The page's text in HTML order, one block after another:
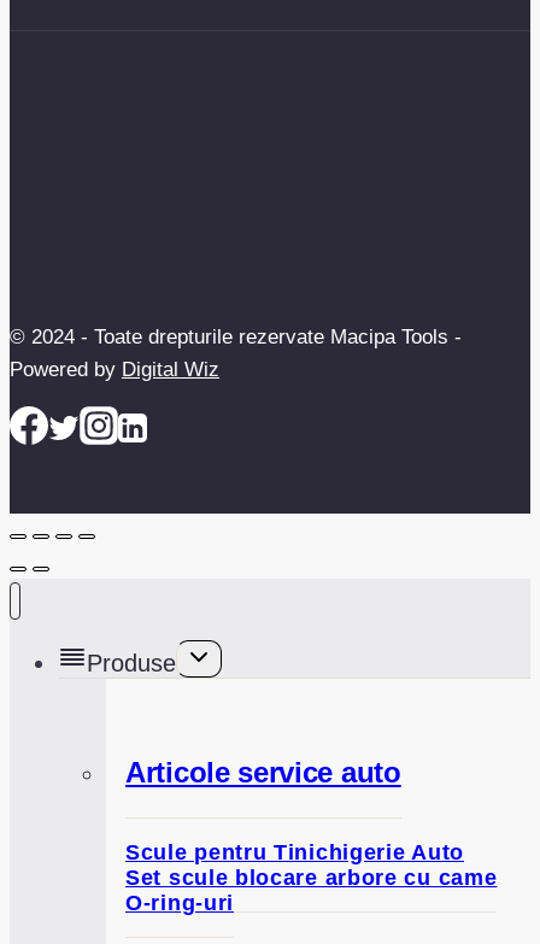
© 2024 - Toate drepturile rezervate Macipa Tools -
Powered by Digital Wiz
Produse
Toggle
Articole service auto
Scule pentru Tinichigerie Auto
Set scule blocare arbore cu came
O-ring-uri